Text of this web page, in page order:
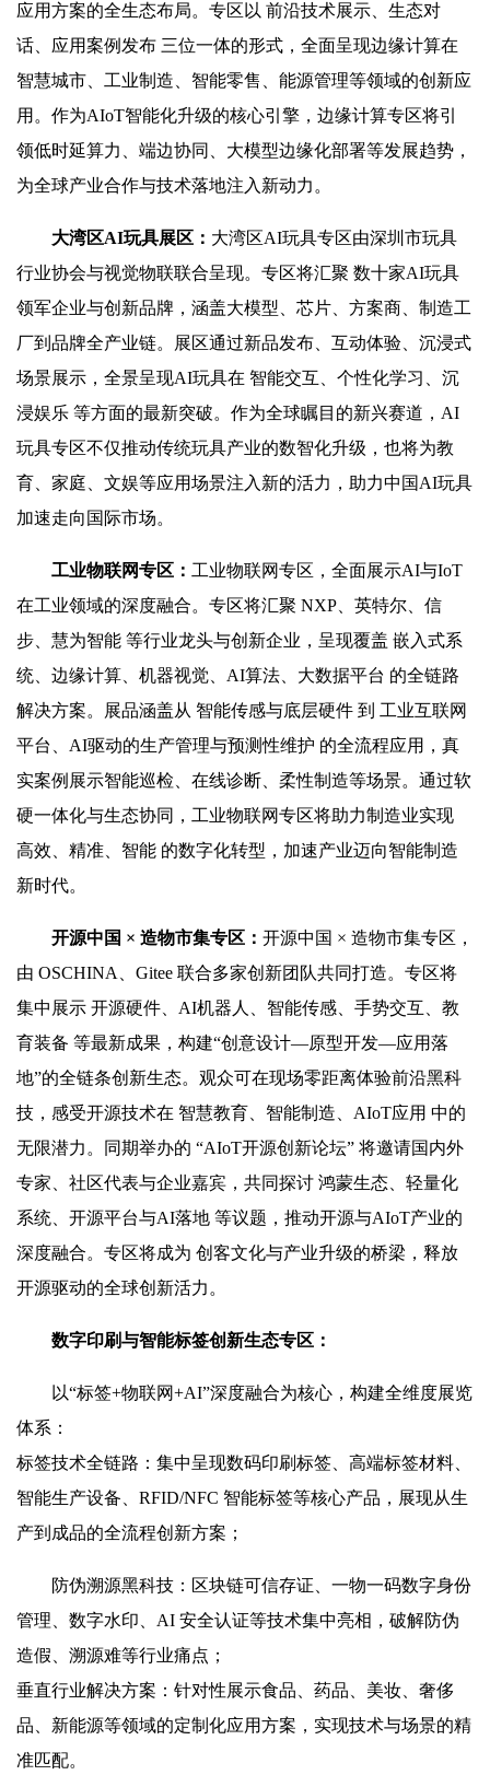
应用方案的全生态布局。专区以 前沿技术展示、生态对
话、应用案例发布 三位一体的形式，全面呈现边缘计算在
智慧城市、工业制造、智能零售、能源管理等领域的创新应
用。作为AIoT智能化升级的核心引擎，边缘计算专区将引
领低时延算力、端边协同、大模型边缘化部署等发展趋势，
为全球产业合作与技术落地注入新动力。
大湾区AI玩具展区 ： 大湾区AI玩具专区由深圳市玩具
行业协会与视觉物联联合呈现。专区将汇聚 数十家AI玩具
领军企业与创新品牌，涵盖大模型、芯片、方案商、制造工
厂到品牌全产业链。展区通过新品发布、互动体验、沉浸式
场景展示，全景呈现AI玩具在 智能交互、个性化学习、沉
浸娱乐 等方面的最新突破。作为全球瞩目的新兴赛道，AI
玩具专区不仅推动传统玩具产业的数智化升级，也将为教
育、家庭、文娱等应用场景注入新的活力，助力中国AI玩具
加速走向国际市场。
工业物联网专区 ： 工业物联网专区，全面展示AI与IoT
在工业领域的深度融合。专区将汇聚 NXP、英特尔、信
步、慧为智能 等行业龙头与创新企业，呈现覆盖 嵌入式系
统、边缘计算、机器视觉、AI算法、大数据平台 的全链路
解决方案。展品涵盖从 智能传感与底层硬件 到 工业互联网
平台、AI驱动的生产管理与预测性维护 的全流程应用，真
实案例展示智能巡检、在线诊断、柔性制造等场景。通过软
硬一体化与生态协同，工业物联网专区将助力制造业实现
高效、精准、智能 的数字化转型，加速产业迈向智能制造
新时代。
开源中国 × 造物市集专区 ： 开源中国 × 造物市集专区，
由 OSCHINA、Gitee 联合多家创新团队共同打造。专区将
集中展示 开源硬件、AI机器人、智能传感、手势交互、教
育装备 等最新成果，构建“创意设计—原型开发—应用落
地”的全链条创新生态。观众可在现场零距离体验前沿黑科
技，感受开源技术在 智慧教育、智能制造、AIoT应用 中的
无限潜力。同期举办的 “AIoT开源创新论坛” 将邀请国内外
专家、社区代表与企业嘉宾，共同探讨 鸿蒙生态、轻量化
系统、开源平台与AI落地 等议题，推动开源与AIoT产业的
深度融合。专区将成为 创客文化与产业升级的桥梁，释放
开源驱动的全球创新活力。
数字印刷与智能标签创新生态专区 ：
以“标签+物联网+AI”深度融合为核心，构建全维度展览
体系：
标签技术全链路：集中呈现数码印刷标签、高端标签材料、
智能生产设备、RFID/NFC 智能标签等核心产品，展现从生
产到成品的全流程创新方案；
防伪溯源黑科技：区块链可信存证、一物一码数字身份
管理、数字水印、AI 安全认证等技术集中亮相，破解防伪
造假、溯源难等行业痛点；
垂直行业解决方案：针对性展示食品、药品、美妆、奢侈
品、新能源等领域的定制化应用方案，实现技术与场景的精
准匹配。